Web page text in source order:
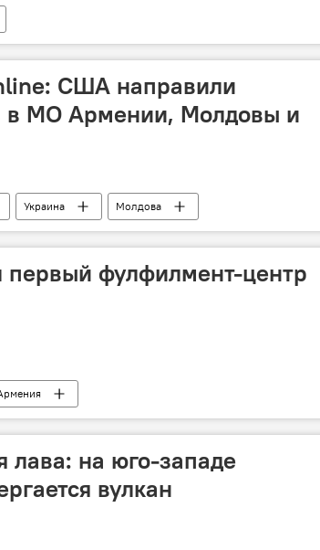
США направили
в МО Армении, Молдовы и
Украина Молдова
первый фулфилмент-центр
лава: на юго-западе
вулкан